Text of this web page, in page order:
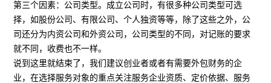
第三个因素：公司类型。成立公司时，有很多种公司类型可选
择，如股份公司、有限公司、个人独资等等，除了这些之外，公
司还分为内资公司和外资公司，公司类型的不同，对记账的要求
就不同，收费也不一样。
说到这里就结束了，我们建议创业者或者有需要外包财务的企
业，在选择服务对象的重点关注服务企业资质、定价依据、服务